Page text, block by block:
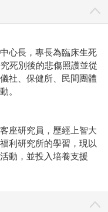
心長，專長為臨床生死
死別後的悲傷照護並從
社、保健所、民間團體
。
座研究員，歷經上智大
利研究所的學習，現以
動，並投入培養支援